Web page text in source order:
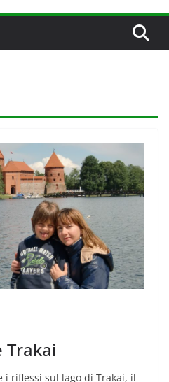
Trakai
riflessi sul lago di Trakai, il